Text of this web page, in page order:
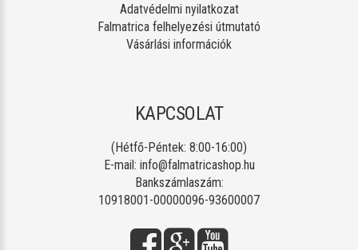
Adatvédelmi nyilatkozat
Falmatrica felhelyezési útmutató
Vásárlási információk
KAPCSOLAT
(Hétfő-Péntek: 8:00-16:00)
E-mail: info@falmatricashop.hu
Bankszámlaszám:
10918001-00000096-93600007